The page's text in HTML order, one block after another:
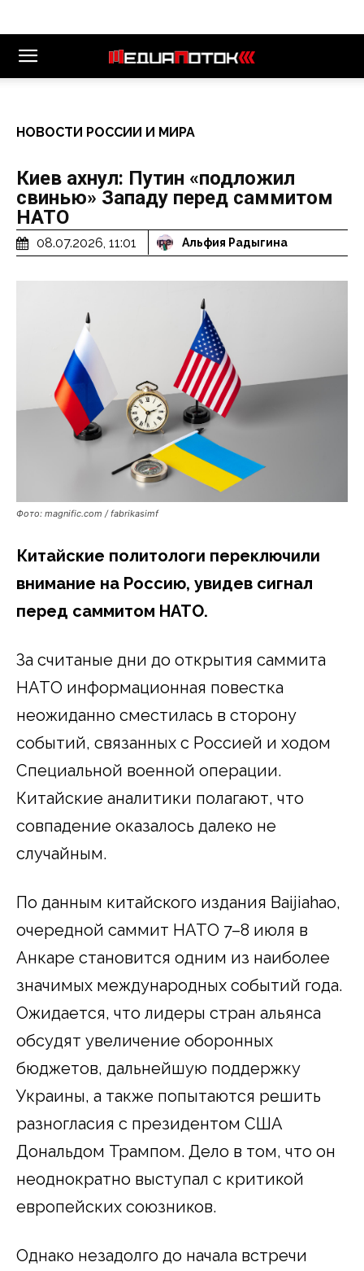
НОВОСТИ РОССИИ И МИРА
Киев ахнул: Путин «подложил
свинью» Западу перед саммитом
НАТО
08.07.2026, 11:01 Альфия Радыгина
Фото: magnific.com / fabrikasimf
Китайские политологи переключили
внимание на Россию, увидев сигнал
перед саммитом НАТО.
За считаные дни до открытия саммита
НАТО информационная повестка
неожиданно сместилась в сторону
событий, связанных с Россией и ходом
Специальной военной операции.
Китайские аналитики полагают, что
совпадение оказалось далеко не
случайным.
По данным китайского издания Baijiahao,
очередной саммит НАТО 7–8 июля в
Анкаре становится одним из наиболее
значимых международных событий года.
Ожидается, что лидеры стран альянса
обсудят увеличение оборонных
бюджетов, дальнейшую поддержку
Украины, а также попытаются решить
разногласия с президентом США
Дональдом Трампом. Дело в том, что он
неоднократно выступал с критикой
европейских союзников.
Однако незадолго до начала встречи